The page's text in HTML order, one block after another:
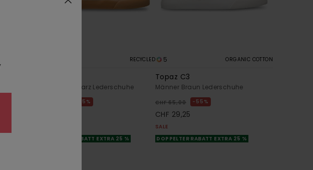
RECYCLED
Männer Schwarz Lederschuhe
55%
DOPPELTER RABATT EXTRA 25 %
5 ORGANIC COTTON
Topaz C3
Männer Braun Lederschuhe
CHF 65,00 55%
CHF 29,25
SALE
DOPPELTER RABATT EXTRA 25 %